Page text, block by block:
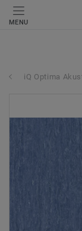
MENU
iQ Optima